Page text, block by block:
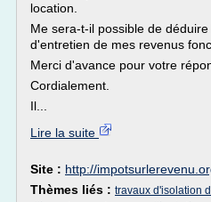
location.
Me sera-t-il possible de
d'entretien de mes revenus
Merci d'avance pour votre
Cordialement.
Il...
Lire la suite
Site : http://
Thèmes liés : travaux d'isolation